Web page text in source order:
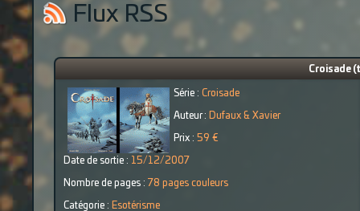
Flux RSS
Croisade
Série : Croisade
Auteur : Dufaux & Xavier
Prix : 59 €
Date de sortie : 15/12/2007
Nombre de pages : 78 pages couleurs
Catégorie : Esotérisme